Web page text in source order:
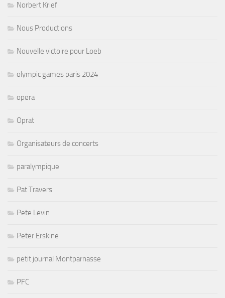
Norbert Krief
Nous Productions
Nouvelle victoire pour Loeb
olympic games paris 2024
opera
Oprat
Organisateurs de concerts
paralympique
Pat Travers
Pete Levin
Peter Erskine
petit journal Montparnasse
PFC